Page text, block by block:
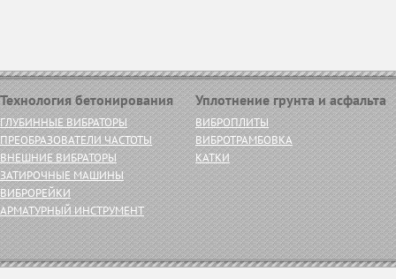
Технология бетонирования
ГЛУБИННЫЕ ВИБРАТОРЫ
ПРЕОБРАЗОВАТЕЛИ ЧАСТОТЫ
ВНЕШНИЕ ВИБРАТОРЫ
ЗАТИРОЧНЫЕ МАШИНЫ
ВИБРОРЕЙКИ
АРМАТУРНЫЙ ИНСТРУМЕНТ
Уплотнение грунта и асфальта
ВИБРОПЛИТЫ
ВИБРОТРАМБОВКА
КАТКИ